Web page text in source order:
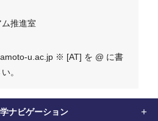
推進室
u.ac.jp ※ [AT] を @ に書
。
ナビゲーション